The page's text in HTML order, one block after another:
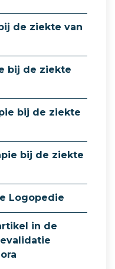
de ziekte van
bij de ziekte
bij de ziekte
bij de ziekte
Logopedie
in de